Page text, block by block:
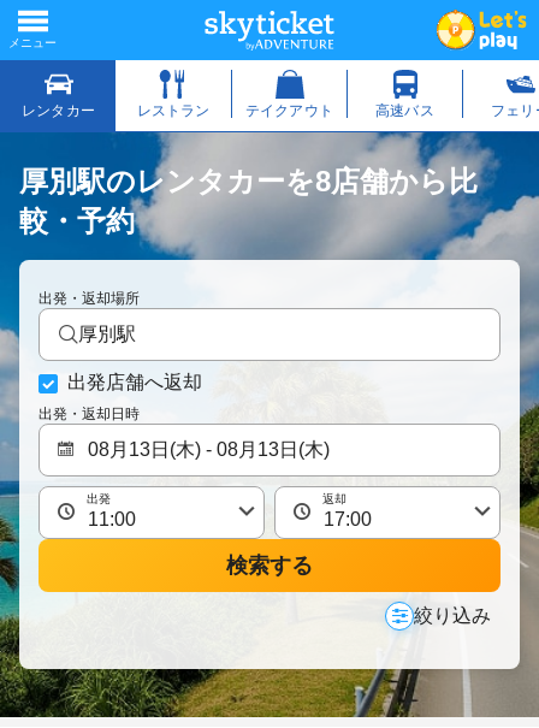
厚別駅のレンタカーを8店舗から比
較・予約
出発・返却場所
厚別駅
出発店舗へ返却
出発・返却日時
出発 返却
検索する
絞り込み